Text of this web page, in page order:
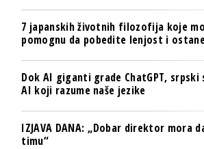
7 japanskih životnih filozofija koje
pomognu da pobedite lenjost i
Dok AI giganti grade ChatGPT,
AI koji razume naše jezike
IZJAVA DANA: „Dobar direktor mora
timu“